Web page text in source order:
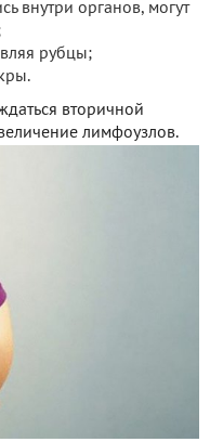
внутри органов, могут
рубцы;
вторичной
лимфоузлов.